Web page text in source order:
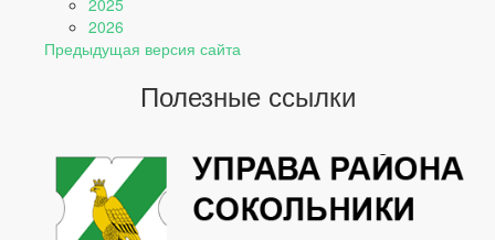
2026
Предыдущая версия сайта
Полезные ссылки